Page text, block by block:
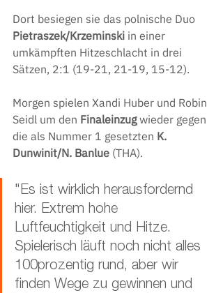
Dort besiegen sie das polnische Duo
Pietraszek/Krzeminski in einer
umkämpften Hitzeschlacht in drei
Sätzen, 2:1 (19-21, 21-19, 15-12).
Morgen spielen Xandi Huber und Robin
Seidl um den Finaleinzug wieder gegen
die als Nummer 1 gesetzten K.
Dunwinit/N. Banlue (THA).
"Es ist wirklich herausfordernd
hier. Extrem hohe
Luftfeuchtigkeit und Hitze.
Spielerisch läuft noch nicht alles
100prozentig rund, aber wir
finden Wege zu gewinnen und